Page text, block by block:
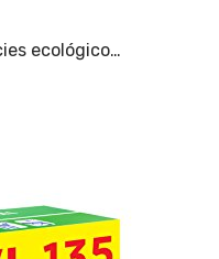
ecológico…